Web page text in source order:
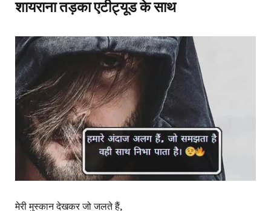
शायराना तड़का एटीट्यूड के साथ
मेरी मुस्कान देखकर जो जलते हैं,